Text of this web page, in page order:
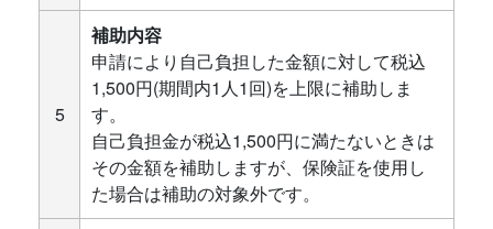
5
補助内容
申請により自己負担した金額に対して税込
1,500円(期間内1人1回)を上限に補助しま
す。
自己負担金が税込1,500円に満たないときは
その金額を補助しますが、保険証を使用し
た場合は補助の対象外です。